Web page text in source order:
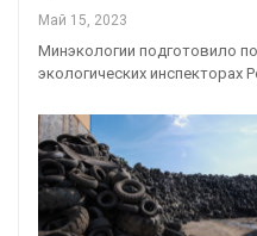
Май 15, 2023
Минэкологии подготовило
экологических инспекторах